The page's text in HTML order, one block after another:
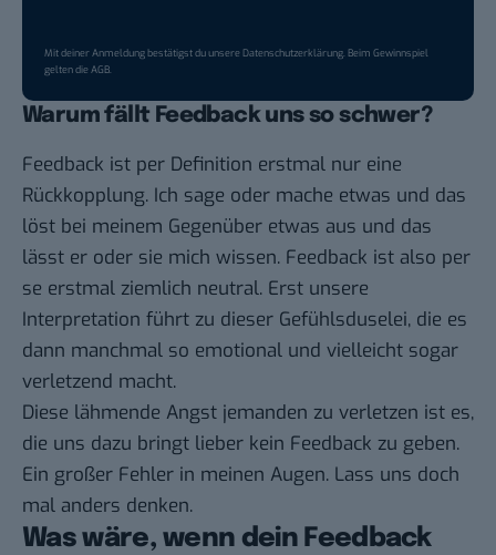
Mit deiner Anmeldung bestätigst du unsereDatenschutzerklärung. Beim Gewinnspiel
gelten dieAGB.
Warum fällt Feedback uns so schwer?
Feedback ist per Definition erstmal nur eine
Rückkopplung. Ich sage oder mache etwas und das
löst bei meinem Gegenüber etwas aus und das
lässt er oder sie mich wissen. Feedback ist also per
se erstmal ziemlich neutral. Erst unsere
Interpretation führt zu dieser Gefühlsduselei, die es
dann manchmal so emotional und vielleicht sogar
verletzend macht.
Diese lähmende Angst jemanden zu verletzen ist es,
die uns dazu bringt lieber kein Feedback zu geben.
Ein großer Fehler in meinen Augen. Lass uns doch
mal anders denken.
Was wäre, wenn dein Feedback